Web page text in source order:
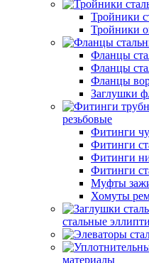
Тройники
Тройники
Фланцы
Фланцы
Фланцы
Заглушки
резьбовые
Фитинги
Фитинги
Фитинги
Фитинги
Муфты
Хомуты
стальные
материалы